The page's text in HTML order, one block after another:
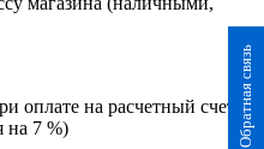
Обратная связь
оплате на расчетный счет
на 7 %)